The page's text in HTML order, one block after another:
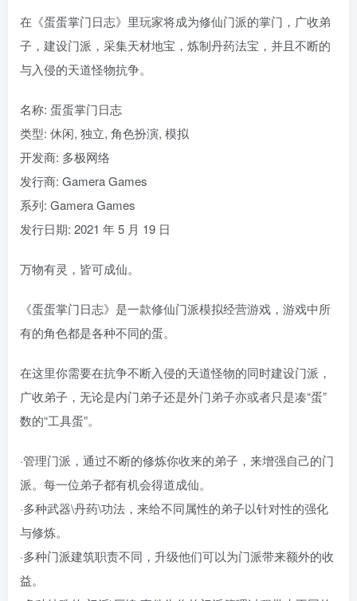
在《蛋蛋掌门日志》里玩家将成为修仙门派的掌门，广收弟
子，建设门派，采集天材地宝，炼制丹药法宝，并且不断的
与入侵的天道怪物抗争。
名称: 蛋蛋掌门日志
类型: 休闲, 独立, 角色扮演, 模拟
开发商: 多极网络
发行商: Gamera Games
系列: Gamera Games
发行日期: 2021 年 5 月 19 日
万物有灵，皆可成仙。
《蛋蛋掌门日志》是一款修仙门派模拟经营游戏，游戏中所
有的角色都是各种不同的蛋。
在这里你需要在抗争不断入侵的天道怪物的同时建设门派，
广收弟子，无论是内门弟子还是外门弟子亦或者只是凑“蛋”
数的“工具蛋”。
·管理门派，通过不断的修炼你收来的弟子，来增强自己的门
派。每一位弟子都有机会得道成仙。
·多种武器\丹药\功法，来给不同属性的弟子以针对性的强化
与修炼。
·多种门派建筑职责不同，升级他们可以为门派带来额外的收
益。